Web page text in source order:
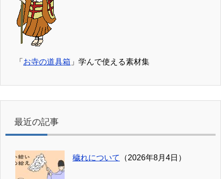
「 お寺の道具箱 」学んで使える素材集
最近の記事
穢れについて （2026年8月4日）